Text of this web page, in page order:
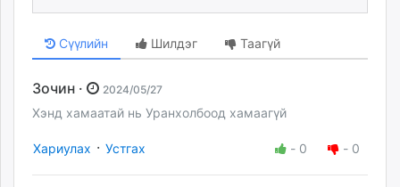
Сүүлийн Шилдэг Таагүй
Зочин · 2024/05/27
Хэнд хамаатай нь Уранхолбоод хамаагүй
Хариулах · Устгах - 0 - 0